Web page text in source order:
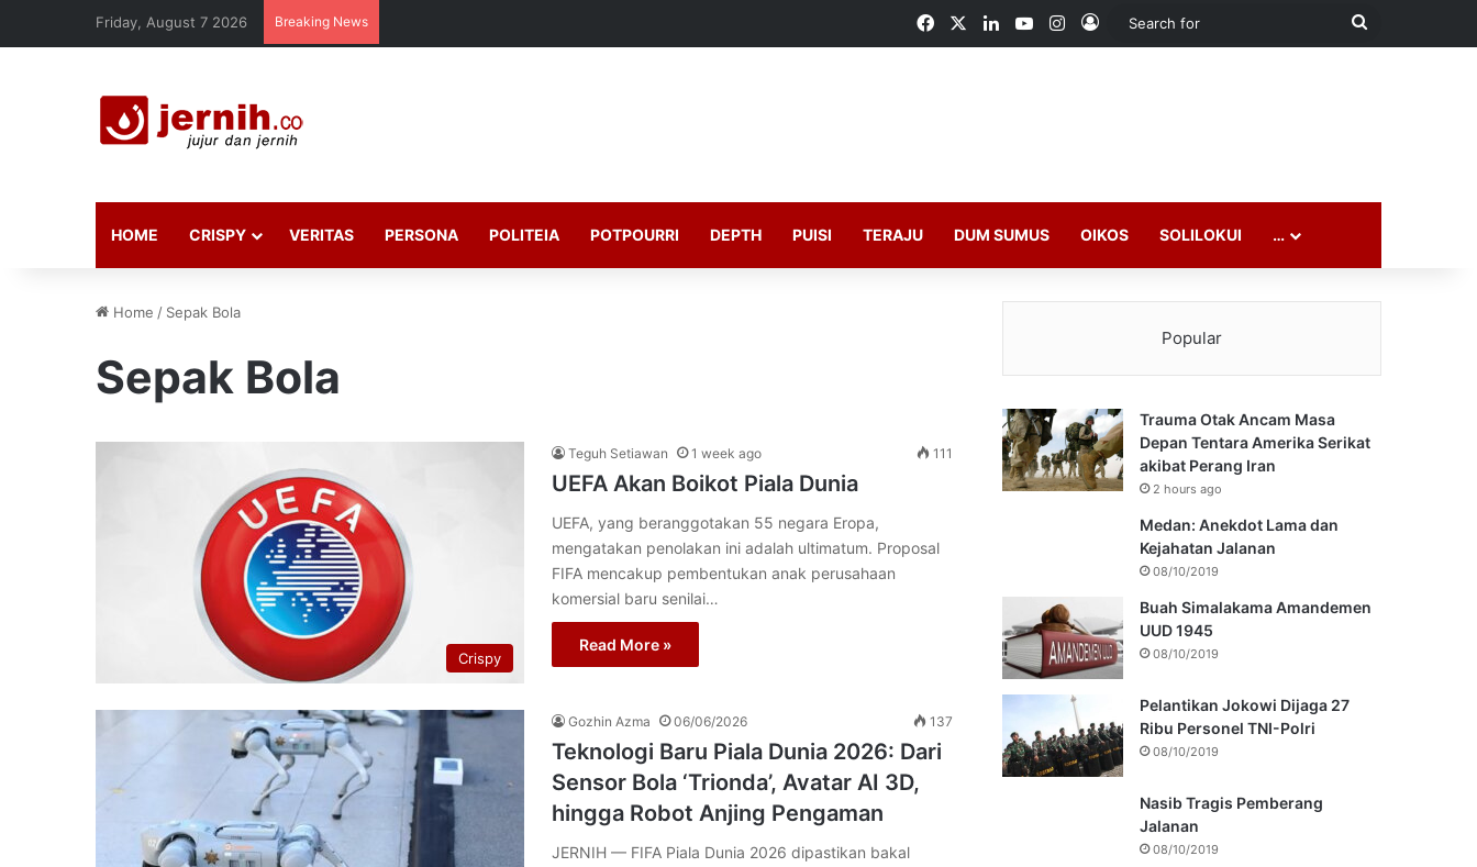
Friday, August 7 2026 Breaking News FacebookLinkedInYouTubeInstagram
Log In
Search
HOME CRISPY VERITAS PERSONA POLITEIA POTPOURRI DEPTH PUISI TERAJU DUM SUMUS OIKOS SOLILOKUI …
Home / Sepak Bola
Sepak Bola
Crispy
Teguh Setiawan 1 week ago 111
UEFA Akan Boikot Piala Dunia
UEFA, yang beranggotakan 55 negara Eropa,
mengatakan penolakan ini adalah ultimatum. Proposal
FIFA mencakup pembentukan anak perusahaan
komersial baru senilai…
Read More »
Gozhin Azma 06/06/2026 137
Teknologi Baru Piala Dunia 2026: Dari
Sensor Bola ‘Trionda’, Avatar AI 3D,
hingga Robot Anjing Pengaman
JERNIH — FIFA Piala Dunia 2026 dipastikan bakal
Popular
Trauma Otak Ancam Masa
Depan Tentara Amerika Serikat
akibat Perang Iran
2 hours ago
Medan: Anekdot Lama dan
Kejahatan Jalanan
08/10/2019
Buah Simalakama Amandemen
UUD 1945
08/10/2019
Pelantikan Jokowi Dijaga 27
Ribu Personel TNI-Polri
08/10/2019
Nasib Tragis Pemberang
Jalanan
08/10/2019